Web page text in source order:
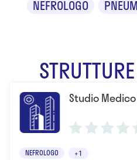
NEFROLOGO
Studio
NEFROLOGO +1